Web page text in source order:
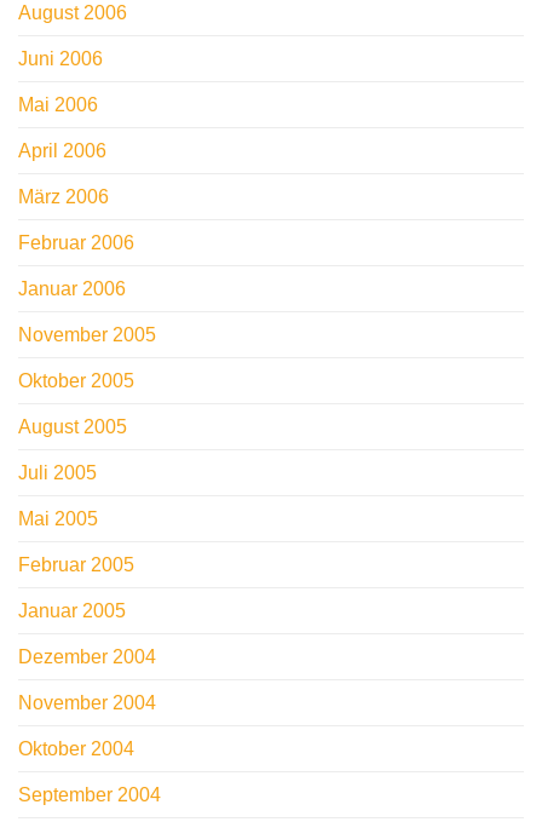
August 2006
Juni 2006
Mai 2006
April 2006
März 2006
Februar 2006
Januar 2006
November 2005
Oktober 2005
August 2005
Juli 2005
Mai 2005
Februar 2005
Januar 2005
Dezember 2004
November 2004
Oktober 2004
September 2004